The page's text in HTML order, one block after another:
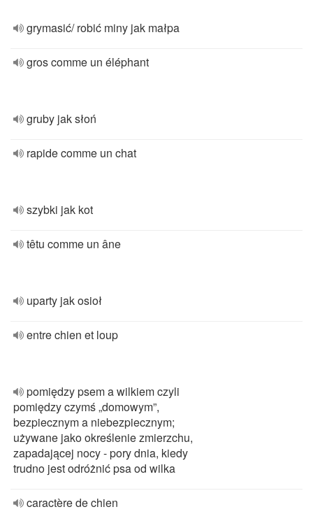
grymasić/ robić miny jak małpa
gros comme un éléphant
gruby jak słoń
rapide comme un chat
szybki jak kot
têtu comme un âne
uparty jak osioł
entre chien et loup
pomiędzy psem a wilkiem czyli
pomiędzy czymś „domowym”,
bezpiecznym a niebezpiecznym;
używane jako określenie zmierzchu,
zapadającej nocy - pory dnia, kiedy
trudno jest odróżnić psa od wilka
caractère de chien